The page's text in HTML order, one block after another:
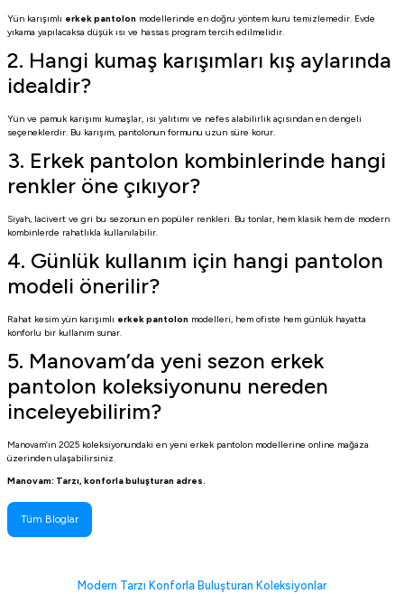
Yün karışımlı erkek pantolon modellerinde en doğru yöntem kuru temizlemedir. Evde
yıkama yapılacaksa düşük ısı ve hassas program tercih edilmelidir.
2. Hangi kumaş karışımları kış aylarında
idealdir?
Yün ve pamuk karışımı kumaşlar, ısı yalıtımı ve nefes alabilirlik açısından en dengeli
seçeneklerdir. Bu karışım, pantolonun formunu uzun süre korur.
3. Erkek pantolon kombinlerinde hangi
renkler öne çıkıyor?
Siyah, lacivert ve gri bu sezonun en popüler renkleri. Bu tonlar, hem klasik hem de modern
kombinlerde rahatlıkla kullanılabilir.
4. Günlük kullanım için hangi pantolon
modeli önerilir?
Rahat kesim yün karışımlı erkek pantolon modelleri, hem ofiste hem günlük hayatta
konforlu bir kullanım sunar.
5. Manovam’da yeni sezon erkek
pantolon koleksiyonunu nereden
inceleyebilirim?
Manovam’ın 2025 koleksiyonundaki en yeni erkek pantolon modellerine online mağaza
üzerinden ulaşabilirsiniz.
Manovam: Tarzı, konforla buluşturan adres.
Tüm Bloglar
Modern Tarzı Konforla Buluşturan Koleksiyonlar